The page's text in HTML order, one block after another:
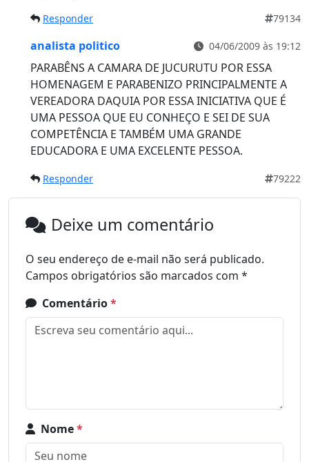
Responder 79134
analista politico 04/06/2009 às 19:12
PARABÊNS A CAMARA DE JUCURUTU POR ESSA
HOMENAGEM E PARABENIZO PRINCIPALMENTE A
VEREADORA DAQUIA POR ESSA INICIATIVA QUE É
UMA PESSOA QUE EU CONHEÇO E SEI DE SUA
COMPETÊNCIA E TAMBÉM UMA GRANDE
EDUCADORA E UMA EXCELENTE PESSOA.
Responder 79222
Deixe um comentário
O seu endereço de e-mail não será publicado.
Campos obrigatórios são marcados com *
Comentário*
Nome*